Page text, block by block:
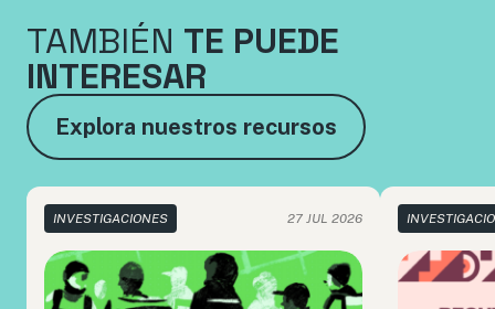
TAMBIÉN TE PUEDE
INTERESAR
Explora nuestros recursos
INVESTIGACIONES 27 JUL 2026